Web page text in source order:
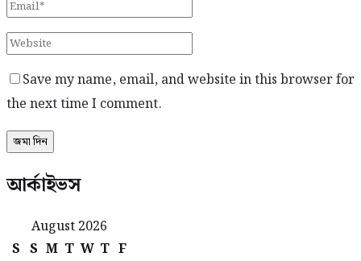
Save my name, email, and website in this browser for
the next time I comment.
আর্কাইভস
August 2026
S S M T W T F